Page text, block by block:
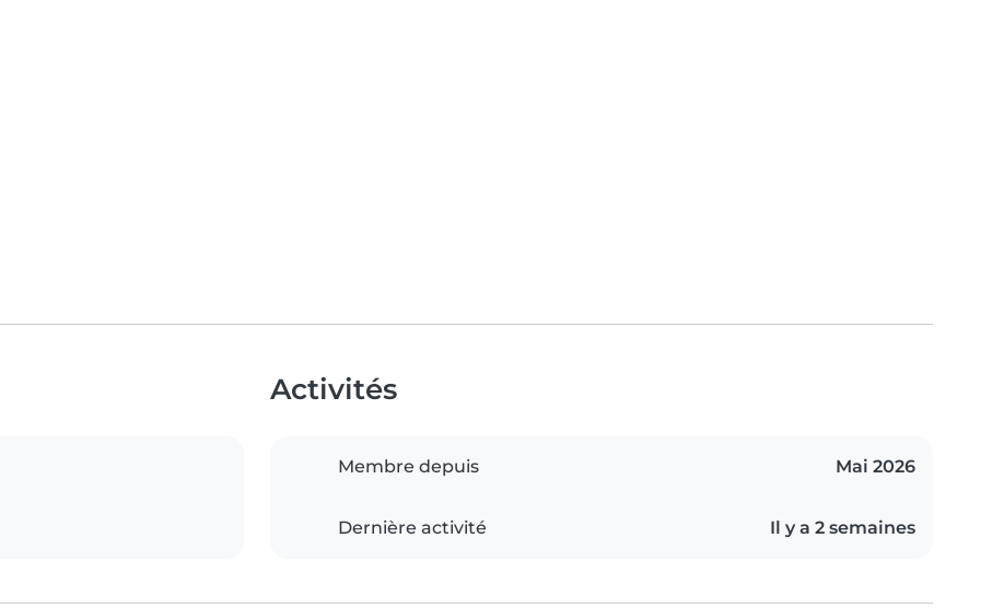
Activités
Membre depuis Mai 2026
Dernière activité Il y a 2 semaines